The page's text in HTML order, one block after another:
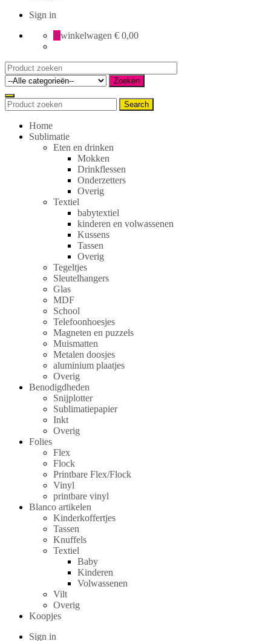
Sign in
0 winkelwagen € 0,00
Search
for:
Zoeken
Search
for:
Search
Home
Sublimatie
Eten en drinken
Mokken
Drinkflessen
Onderzetters
Overig
Textiel
babytextiel
kinderen en volwassenen
Kussens
Tassen
Overig
Tegeltjes
Sleutelhangers
Glas
MDF
School
Telefoonhoesjes
Magneten en puzzels
Muismatten
Metalen doosjes
aluminium plaatjes
Overig
Benodigdheden
Snijplotter
Sublimatiepapier
Inkt
Overig
Folies
Flex
Flock
Printbare Flex/Flock
Vinyl
printbare vinyl
Blanco artikelen
Kinderkoffertjes
Tassen
Knuffels
Textiel
Baby
Kinderen
Volwassenen
Vilt
Overig
Koopjes
Sign in